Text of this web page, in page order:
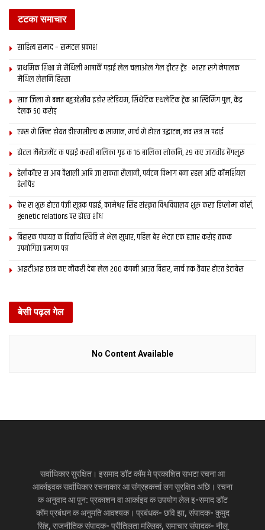
टटका समाचार
साहित्य समाद – समटल प्रकाश
प्राथमिक शि‍क्षा मे मैथि‍ली भाषाकेँ पढ़ाई लेल चलाओल गेल ट्वीटर ट्रेंड : भारत संगे नेपालक
मैथिल लेलनि हिस्सा
सात जिला मे बनत बहुउद्देशीय इंडोर स्‍टेडि‍यम, सिंथेटिक एथलेटिक ट्रेक आ स्विमिंग पुल, केंद्र
देलक 50 करोड़
एम्स मे शिफ्ट होयत डीएमसीएच क सामान, मार्च मे होएत उद्घाटन, नव सत्र स पढाई
होटल मैनेजमेंट क पढ़ाई करती बालिका गृह क 16 बालिका लोकनि, 29 कए जायतीह बेंगलुरु
हेलीकॉप्टर स आब वैशाली आबि जा सकता सैलानी, पर्यटन विभाग बना रहल अछि कॉमर्शियल
हेलीपैड
फेर स शुरू होएत पंजी सूत्रक पढाई, कामेश्वर सिंह संस्कृत विश्वविद्यालय शुरू करत डिप्लोमा कोर्स,
genetic relations पर होएत शोध
बिहारक पंचायत क वित्‍तीय स्थिति मे भेल सुधार, पहिल बेर भेटत एक हजार करोड़ तकक
उपयोगिता प्रमाण पत्र
आइटीआइ छात्र कए नौकरी देबा लेल 200 कंपनी आउत बिहार, मार्च तक तैयार होएत डेटाबेस
बेसी पढ़ल गेल
No Content Available
सर्वाधिकार सुरक्षित। इसमाद डॉट कॉम मे प्रकाशित सभटा रचना आ
आर्काइवक सर्वाधिकार रचनाकार आ संग्रहकर्त्ता लग सुरक्षित अछि। रचना
क अनुवाद आ पुन: प्रकाशन वा आर्काइव क उपयोग लेल इ-समाद डॉट
कॉम प्रबंधन क अनुमति आवश्यक। प्रबंधक- छवि झा, संपादक- कुमुद
सिंह, राजनीतिक संपादक- प्रीतिलता मल्लिक, समाचार संपादक- नीलू